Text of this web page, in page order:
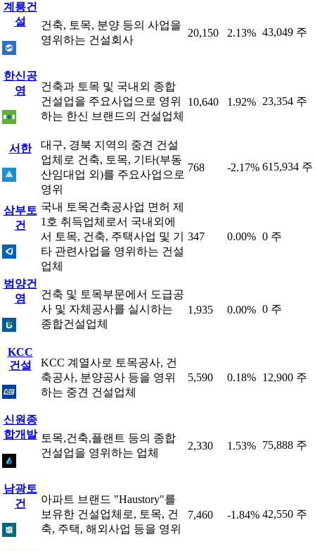
계룡건
설
건축, 토목, 분양 등의 사업을
영위하는 건설회사
20,150 2.13% 43,049 주
한신공
영
건축과 토목 및 국내외 종합
건설업을 주요사업으로 영위
하는 한신 브랜드의 건설업체
10,640 1.92% 23,354 주
서한
대구, 경북 지역의 중견 건설
업체로 건축, 토목, 기타(부동
산임대업 외)를 주요사업으로
영위
768 -2.17% 615,934 주
삼부토
건
국내 토목건축공사업 면허 제
1호 취득업체로서 국내외에
서 토목, 건축, 주택사업 및 기
타 관련사업을 영위하는 건설
업체
347 0.00% 0 주
범양건
영
건축 및 토목부문에서 도급공
사 및 자체공사를 실시하는
종합건설업체
1,935 0.00% 0 주
KCC
건설
KCC 계열사로 토목공사, 건
축공사, 분양공사 등을 영위
하는 중견 건설업체
5,590 0.18% 12,900 주
신원종
합개발 토목,건축,플랜트 등의 종합
건설업을 영위하는 업체
2,330 1.53% 75,888 주
남광토
건
아파트 브랜드 "Haustory"를
보유한 건설업체로, 토목, 건
축, 주택, 해외사업 등을 영위
7,460 -1.84% 42,550 주